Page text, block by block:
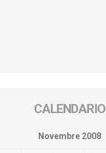
CALENDARIO
Novembre 2008